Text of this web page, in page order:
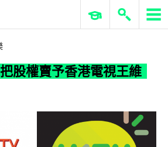
，將把股權賣予香港電視王維基
ERP 與商業 AI
股權賣予香港電視王維